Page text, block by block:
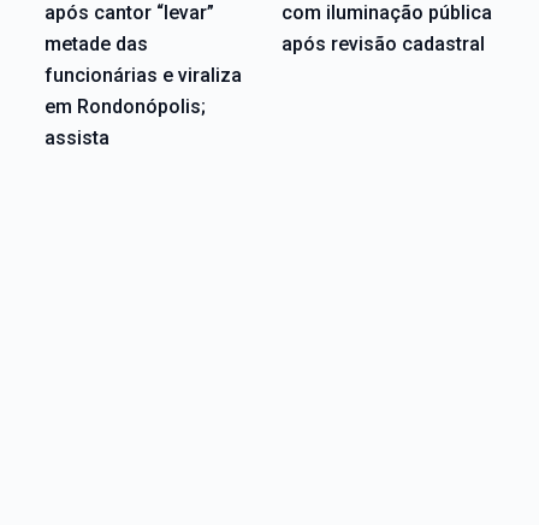
após cantor “levar”
metade das
funcionárias e viraliza
em Rondonópolis;
assista
com iluminação pública
após revisão cadastral